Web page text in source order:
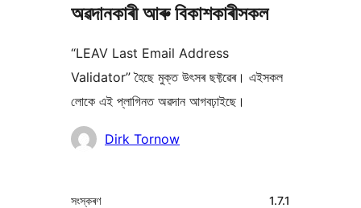
অৱদানকাৰী আৰু বিকাশকাৰীসকল
“LEAV Last Email Address
Validator” হৈছে মুক্ত উৎসৰ ছফ্টৱেৰ। এইসকল
লোকে এই প্লাগিনত অৱদান আগবঢ়াইছে।
অৱদানকাৰীসকলDirk Tornow
মেটা 1.7.1
সংস্কৰণ